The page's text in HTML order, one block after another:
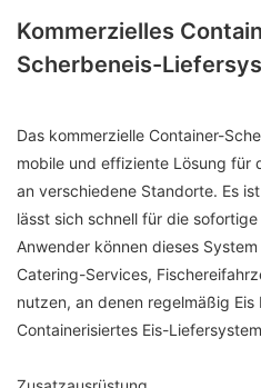
Kommerzielles
Scherbeneis-
Das kommerzielle Container-
mobile und effiziente Lösung für
an verschiedene Standorte. Es
lässt sich schnell für die
Anwender können dieses
Catering-Services,
nutzen, an denen regelmäßig
Containerisiertes Eis-Liefersystem